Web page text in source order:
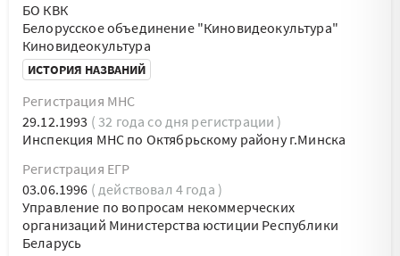
БО КВК
Белорусское объединение "Киновидеокультура"
Киновидеокультура
ИСТОРИЯ НАЗВАНИЙ
Регистрация МНС
29.12.1993 ( 32 года со дня регистрации )
Инспекция МНС по Октябрьскому району г.Минска
Регистрация ЕГР
03.06.1996 ( действовал 4 года )
Управление по вопросам некоммерческих
организаций Министерства юстиции Республики
Беларусь